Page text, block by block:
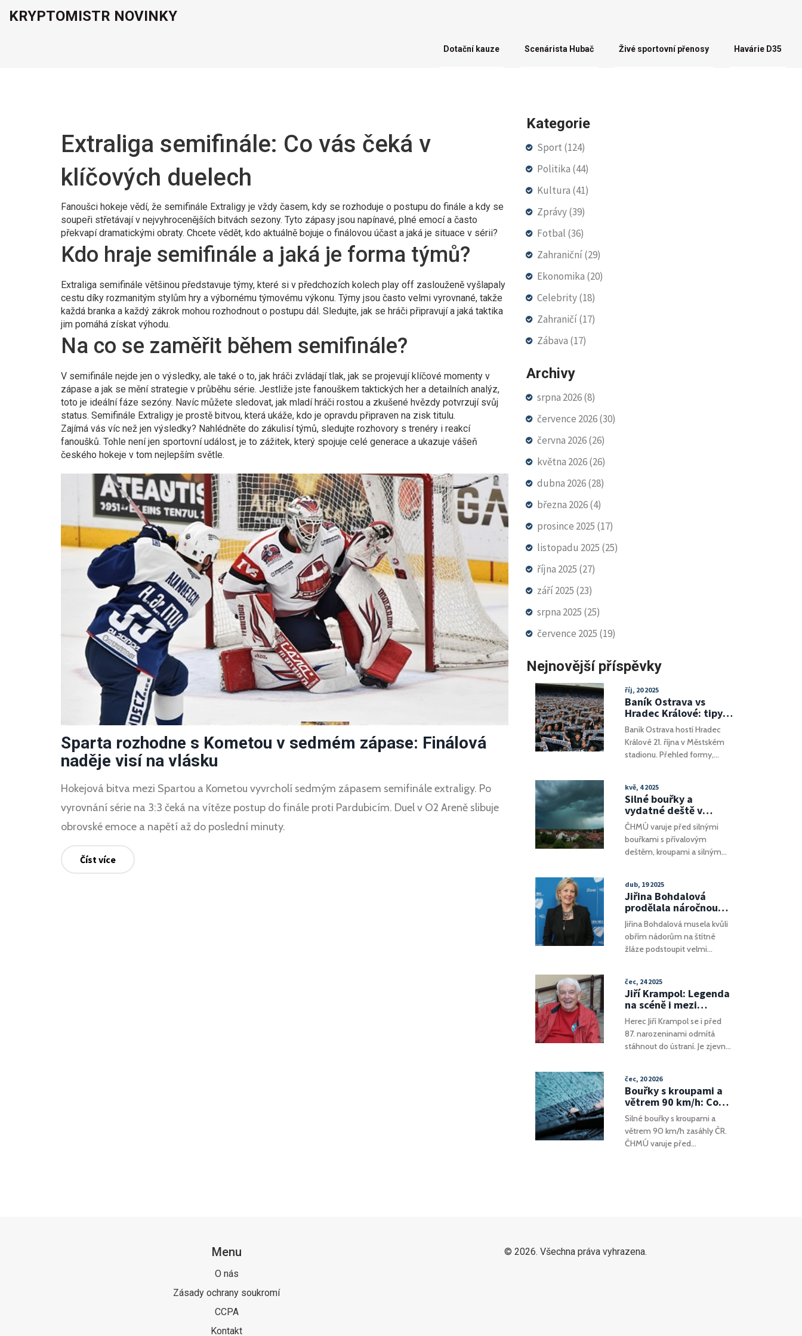
KRYPTOMISTR NOVINKY
Dotační kauze Scenárista Hubač Živé sportovní přenosy Havárie D35
Extraliga semifinále: Co vás čeká v
klíčových duelech
Fanoušci hokeje vědí, že semifinále Extraligy je vždy časem, kdy se rozhoduje o postupu do finále a kdy se
soupeři střetávají v nejvyhrocenějších bitvách sezony. Tyto zápasy jsou napínavé, plné emocí a často
překvapí dramatickými obraty. Chcete vědět, kdo aktuálně bojuje o finálovou účast a jaká je situace v sérii?
Kdo hraje semifinále a jaká je forma týmů?
Extraliga semifinále většinou představuje týmy, které si v předchozích kolech play off zaslouženě vyšlapaly
cestu díky rozmanitým stylům hry a výbornému týmovému výkonu. Týmy jsou často velmi vyrovnané, takže
každá branka a každý zákrok mohou rozhodnout o postupu dál. Sledujte, jak se hráči připravují a jaká taktika
jim pomáhá získat výhodu.
Na co se zaměřit během semifinále?
V semifinále nejde jen o výsledky, ale také o to, jak hráči zvládají tlak, jak se projevují klíčové momenty v
zápase a jak se mění strategie v průběhu série. Jestliže jste fanouškem taktických her a detailních analýz,
toto je ideální fáze sezóny. Navíc můžete sledovat, jak mladí hráči rostou a zkušené hvězdy potvrzují svůj
status. Semifinále Extraligy je prostě bitvou, která ukáže, kdo je opravdu připraven na zisk titulu.
Zajímá vás víc než jen výsledky? Nahlédněte do zákulisí týmů, sledujte rozhovory s trenéry i reakcí
fanoušků. Tohle není jen sportovní událost, je to zážitek, který spojuje celé generace a ukazuje vášeň
českého hokeje v tom nejlepším světle.
Sparta rozhodne s Kometou v sedmém zápase: Finálová
naděje visí na vlásku
Hokejová bitva mezi Spartou a Kometou vyvrcholí sedmým zápasem semifinále extraligy. Po
vyrovnání série na 3:3 čeká na vítěze postup do finále proti Pardubicím. Duel v O2 Areně slibuje
obrovské emoce a napětí až do poslední minuty.
Číst více
Kategorie
Sport (124)
Politika (44)
Kultura (41)
Zprávy(39)
Fotbal (36)
Zahraniční(29)
Ekonomika (20)
Celebrity(18)
Zahraničí(17)
Zábava (17)
Archivy
srpna 2026(8)
července 2026(30)
června 2026(26)
května 2026(26)
dubna 2026(28)
března 2026(4)
prosince 2025 (17)
listopadu 2025 (25)
října 2025 (27)
září 2025 (23)
srpna 2025 (25)
července 2025 (19)
Nejnovější příspěvky
říj, 20 2025
Baník Ostrava vs
Hradec Králové: tipy,
predikce a sázkové
kurzy (21.10.)
Baník Ostrava hostí Hradec
Králové 21. října v Městském
stadionu. Přehled formy,
kvě, 4 2025
Silné bouřky a
vydatné deště v
Česku: Liberecko a
okolí čekají extrémy
počasí
ČHMÚ varuje před silnými
bouřkami s přívalovým
deštěm, kroupami a silným
počítat s rizikem lokálních
záplav a komplikacemi na
silnicích. Doporučuje se
sledovat aktuální předpovědi.
dub, 19 2025
Jiřina Bohdalová
prodělala náročnou
operaci štítné žlázy:
Záchrana dechu před
obřím nádorem
Jiřina Bohdalová musela kvůli
obřím nádorům na štítné
žláze podstoupit velmi
cesty a hrozilo udušení. Díky
zákroku špičkových chirurgů
se rychle zotavila a znovu
stála na jevišti.
čec, 24 2025
Jiří Krampol: Legenda
na scéně i mezi
přáteli, co i v 87
letech baví celé okolí
Herec Jiří Krampol se i před
87. narozeninami odmítá
stáhnout do ústraní. Je zjevné,
zdravotní peripetie. Oslavil
narozeniny zpěváka
Goldolána po boku známých
osobností, užíval si
společnost, legraci i
pozornost mladších kolegyň,
čec, 20 2026
Bouřky s kroupami a
větrem 90 km/h: Co
ukazuje radar?
Silné bouřky s kroupami a
větrem 90 km/h zasáhly ČR.
ČHMÚ varuje před
Menu
O nás
Zásady ochrany soukromí
CCPA
Kontakt
© 2026. Všechna práva vyhrazena.